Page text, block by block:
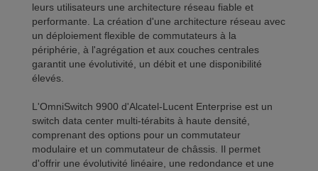
leurs utilisateurs une architecture réseau fiable et
performante. La création d'une architecture réseau avec
un déploiement flexible de commutateurs à la
périphérie, à l'agrégation et aux couches centrales
garantit une évolutivité, un débit et une disponibilité
élevés.
L'OmniSwitch 9900 d'Alcatel-Lucent Enterprise est un
switch data center multi-térabits à haute densité,
comprenant des options pour un commutateur
modulaire et un commutateur de châssis. Il permet
d'offrir une évolutivité linéaire, une redondance et une